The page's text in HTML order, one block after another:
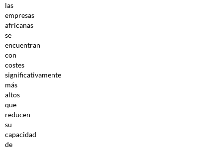
las
empresas
africanas
se
encuentran
con
costes
significativamente
más
altos
que
reducen
su
capacidad
de